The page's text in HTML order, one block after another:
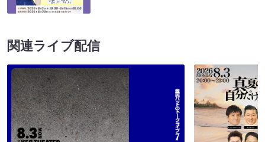
関連ライブ配信